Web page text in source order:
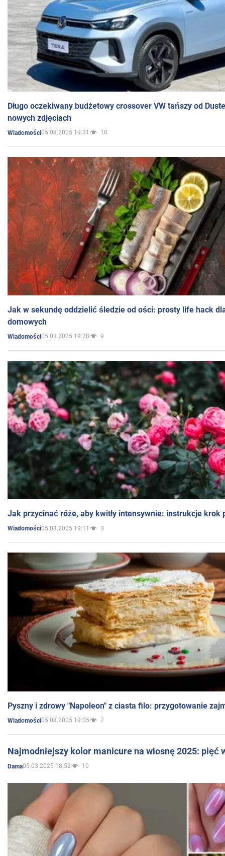
Długo oczekiwany budżetowy crossover VW tańszy od
nowych zdjęciach
Wiadomości05.03.2025 19:31 10
Jak w sekundę oddzielić śledzie od ości: prosty life hack
domowych
Wiadomości05.03.2025 19:28 9
Jak przycinać róże, aby kwitły intensywnie: instrukcje krok
Wiadomości05.03.2025 19:11 3
Pyszny i zdrowy "Napoleon" z ciasta filo: przygotowanie
Wiadomości05.03.2025 19:05 7
Najmodniejszy kolor manicure na wiosnę 2025: pięć
Dama05.03.2025 18:52 10